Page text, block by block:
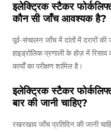
इलेक्ट्रिक स्टैकर
कौन सी जाँच आवश्यक है?
पूर्व-संचालन जाँच में दांतों में दरारों
हाइड्रोलिक प्रणाली के होज़ में
कार्यों का परीक्षण शामिल है।
इलेक्ट्रिक स्टैकर
बार की जानी चाहिए?
रखरखाव जाँच प्रतिदिन की जानी